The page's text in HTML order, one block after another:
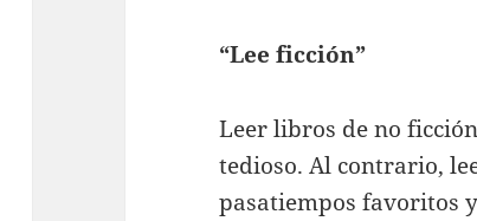
“Lee ficción”
Leer libros de no
tedioso. Al contrario,
pasatiempos favoritos